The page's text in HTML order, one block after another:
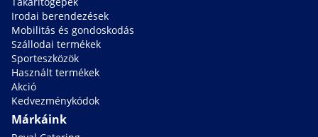
Irodai berendezések
Mobilitás és gondoskodás
Szállodai termékek
Sporteszközök
Használt termékek
Akció
Kedvezménykódok
Márkáink